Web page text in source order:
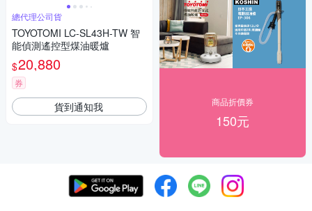
總代理公司貨
TOYOTOMI LC-SL43H-TW 智
能偵測遙控型煤油暖爐
$20,880
券
貨到通知我 商品折價券
150元